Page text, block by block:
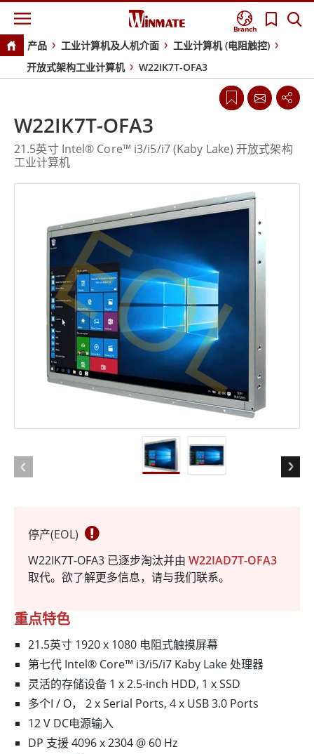
Branch
产品 工业计算机及人机介面
工业计算机 (电阻触控)
开放式架构工业计算机
W22IK7T-OFA3
停产(EOL)
W22IK7T-OFA3 已逐步淘汰并由 W22IAD7T-OFA3
取代。欲了解更多信息，请与我们联系。
重点特色
21.5英寸 1920 x 1080 电阻式触摸屏幕
第七代 Intel® Core™ i3/i5/i7 Kaby Lake 处理器
灵活的存储设备 1 x 2.5-inch HDD, 1 x SSD
多个I / O， 2 x Serial Ports, 4 x USB 3.0 Ports
12 V DC电源输入
DP 支援 4096 x 2304 @ 60 Hz
W22IK7T-OFA3
21.5英寸 Intel® Core™ i3/i5/i7 (Kaby Lake) 开放式架构
工业计算机
EOL